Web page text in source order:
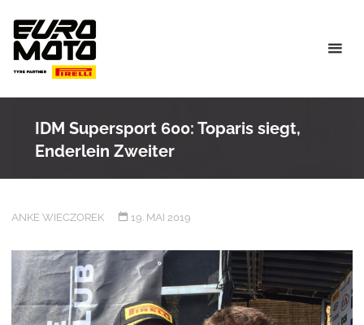
content
IDM Supersport 600: Toparis siegt,
Enderlein Zweiter
ANKE WIECZOREK 19. MAI 2019